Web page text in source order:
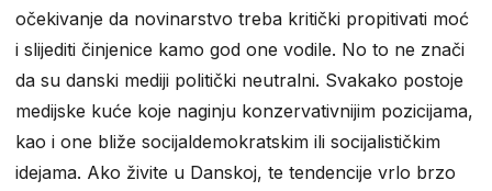
očekivanje da novinarstvo treba kritički propitivati moć
i slijediti činjenice kamo god one vodile. No to ne znači
da su danski mediji politički neutralni. Svakako postoje
medijske kuće koje naginju konzervativnijim pozicijama,
kao i one bliže socijaldemokratskim ili socijalističkim
idejama. Ako živite u Danskoj, te tendencije vrlo brzo